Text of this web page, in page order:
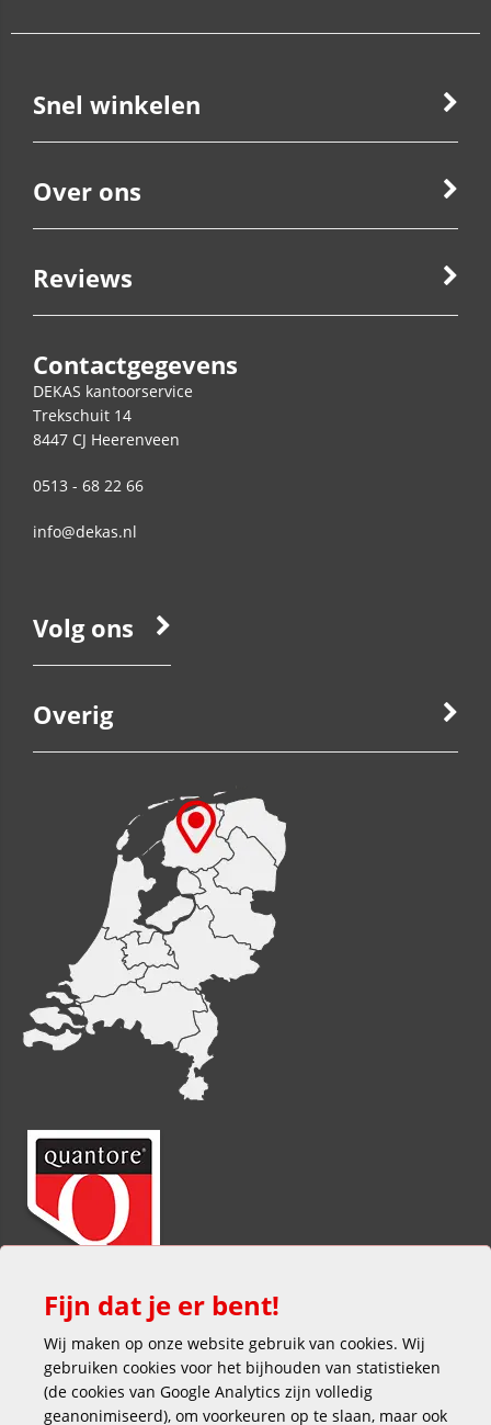
Snel winkelen
Over ons
Reviews
Contactgegevens
DEKAS kantoorservice
Trekschuit 14
8447 CJ Heerenveen
0513 - 68 22 66
info@dekas.nl
Volg ons
Overig
Fijn dat je er bent!
Wij maken op onze website gebruik van cookies. Wij
gebruiken cookies voor het bijhouden van statistieken
(de cookies van Google Analytics zijn volledig
geanonimiseerd), om voorkeuren op te slaan, maar ook